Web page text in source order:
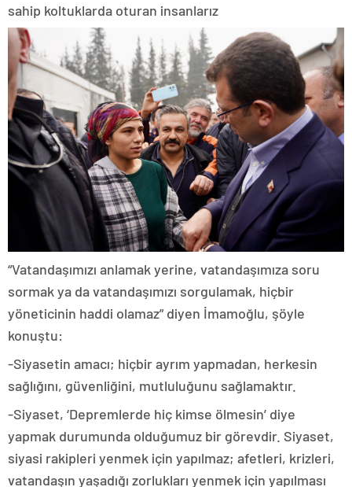
sahip koltuklarda oturan insanlarız
“Vatandaşımızı anlamak yerine, vatandaşımıza soru
sormak ya da vatandaşımızı sorgulamak, hiçbir
yöneticinin haddi olamaz” diyen İmamoğlu, şöyle
konuştu:
-Siyasetin amacı; hiçbir ayrım yapmadan, herkesin
sağlığını, güvenliğini, mutluluğunu sağlamaktır.
-Siyaset, ‘Depremlerde hiç kimse ölmesin’ diye
yapmak durumunda olduğumuz bir görevdir. Siyaset,
siyasi rakipleri yenmek için yapılmaz; afetleri, krizleri,
vatandaşın yaşadığı zorlukları yenmek için yapılması